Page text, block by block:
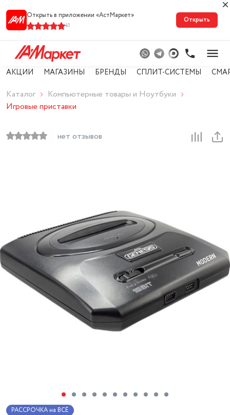
Открыть в приложении «АстМарке‪т‬»
41
Открыть
АКЦИИ МАГАЗИНЫ БРЕНДЫ СПЛИТ-СИСТЕМЫ
Каталог
Компьютерные товары и Ноутбуки
Игровые приставки
нет отзывов
РАССРОЧКА на ВСЁ